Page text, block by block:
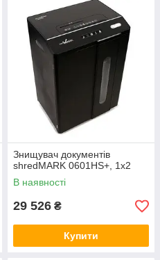
Знищувач документів
shredMARK 0601HS+, 1х2
В наявності
29 526 ₴
Купити